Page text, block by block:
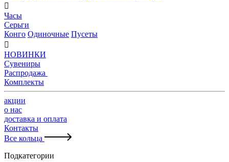

Часы
Серьги
Конго Одиночные Пусеты

НОВИНКИ
Сувениры
Распродажа
Комплекты
акции
о нас
доставка и оплата
Контакты
Все кольца
Подкатегории